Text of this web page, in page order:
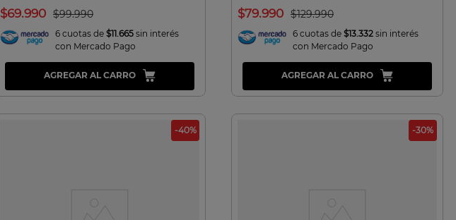
$99.990
$69.990
6 cuotas de $11.665 sin interés
con Mercado Pago
AGREGAR AL CARRO
$129.990
$79.990
6 cuotas de $13.332 sin interés
con Mercado Pago
AGREGAR AL CARRO
-40% -30%